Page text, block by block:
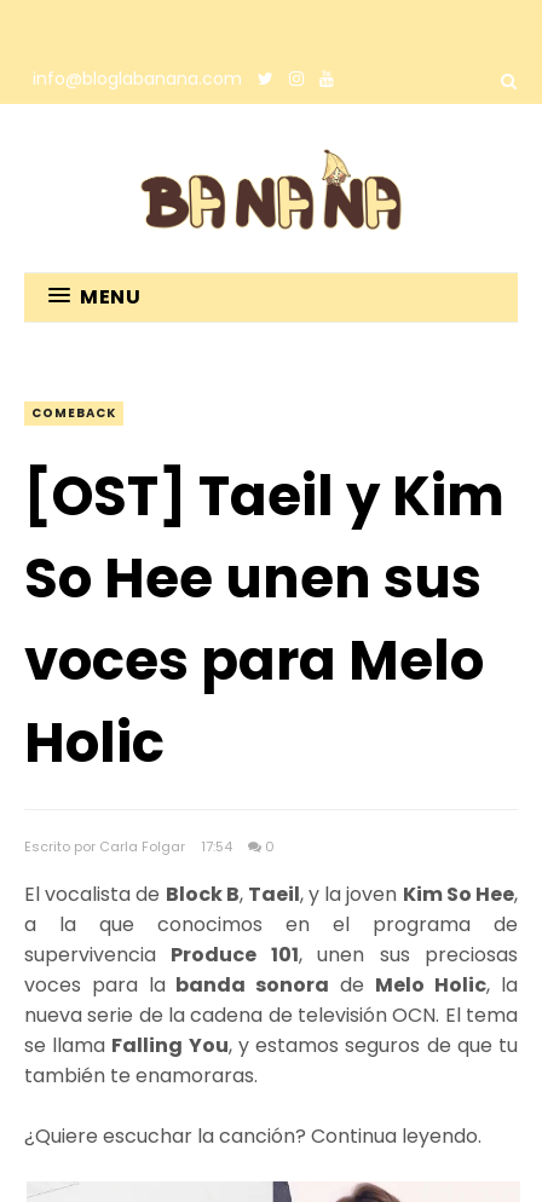
info@bloglabanana.com
MENU
COMEBACK
[OST] Taeil y Kim
So Hee unen sus
voces para Melo
Holic
Escrito por Carla Folgar 17:54 0
El vocalista de Block B, Taeil, y la joven Kim So Hee,
a la que conocimos en el programa de
supervivencia Produce 101, unen sus preciosas
voces para la banda sonora de Melo Holic, la
nueva serie de la cadena de televisión OCN. El tema
se llama Falling You, y estamos seguros de que tu
también te enamoraras.
¿Quiere escuchar la canción? Continua leyendo.